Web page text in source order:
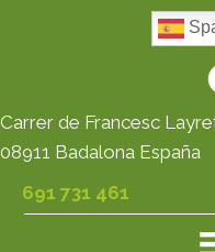
Carrer de Francesc
08911 Badalona España
691 731 461